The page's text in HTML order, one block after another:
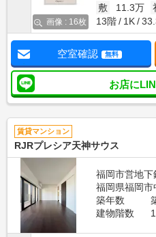
画像 : 16枚
敷
11.3万
13階
1K
空室確認 無料
お店に
賃貸マンション
RJRプレシア天神サウス
福岡市営地
福岡県福岡市
築年数
建物階数